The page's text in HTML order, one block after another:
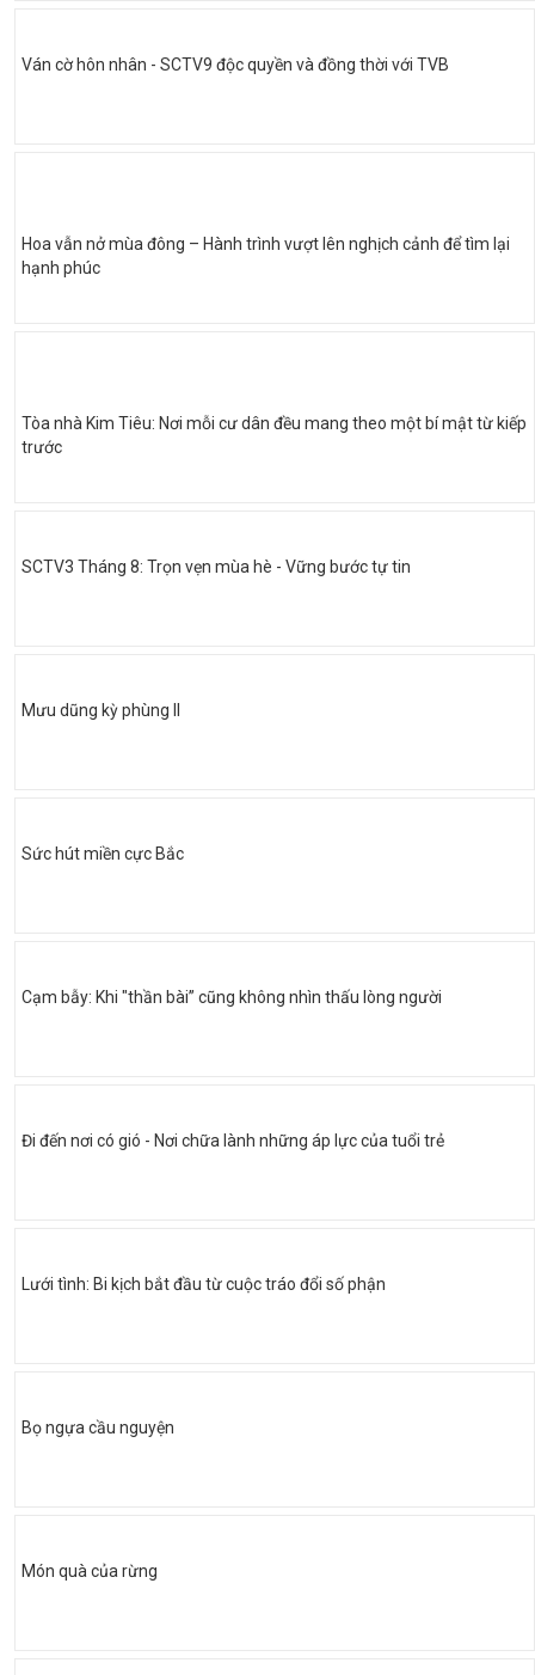
Ván cờ hôn nhân - SCTV9 độc quyền và đồng thời với TVB
Hoa vẫn nở mùa đông – Hành trình vượt lên nghịch cảnh để tìm lại
hạnh phúc
Tòa nhà Kim Tiêu: Nơi mỗi cư dân đều mang theo một bí mật từ kiếp
trước
SCTV3 Tháng 8: Trọn vẹn mùa hè - Vững bước tự tin
Mưu dũng kỳ phùng II
Sức hút miền cực Bắc
Cạm bẫy: Khi "thần bài” cũng không nhìn thấu lòng người
Đi đến nơi có gió - Nơi chữa lành những áp lực của tuổi trẻ
Lưới tình: Bi kịch bắt đầu từ cuộc tráo đổi số phận
Bọ ngựa cầu nguyện
Món quà của rừng